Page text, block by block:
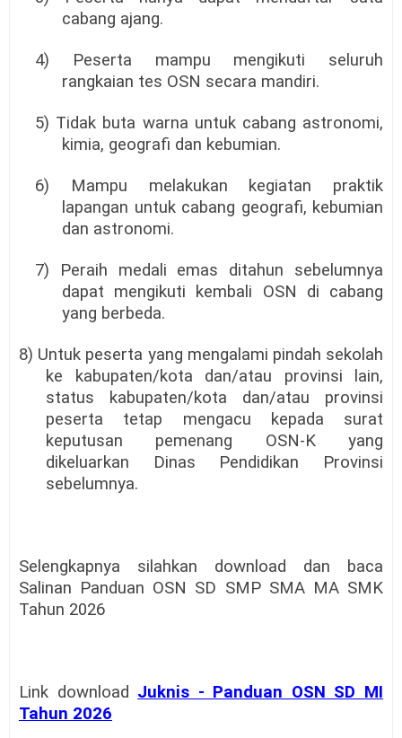
cabang ajang.
4) Peserta mampu mengikuti seluruh
rangkaian tes OSN secara mandiri.
5) Tidak buta warna untuk cabang astronomi,
kimia, geografi dan kebumian.
6) Mampu melakukan kegiatan praktik
lapangan untuk cabang geografi, kebumian
dan astronomi.
7) Peraih medali emas ditahun sebelumnya
dapat mengikuti kembali OSN di cabang
yang berbeda.
8) Untuk peserta yang mengalami pindah sekolah
ke kabupaten/kota dan/atau provinsi lain,
status kabupaten/kota dan/atau provinsi
peserta tetap mengacu kepada surat
keputusan pemenang OSN-K yang
dikeluarkan Dinas Pendidikan Provinsi
sebelumnya.
Selengkapnya silahkan download dan baca
Salinan Panduan OSN SD SMP SMA MA SMK
Tahun 2026
Link download Juknis - Panduan OSN SD MI
Tahun 2026